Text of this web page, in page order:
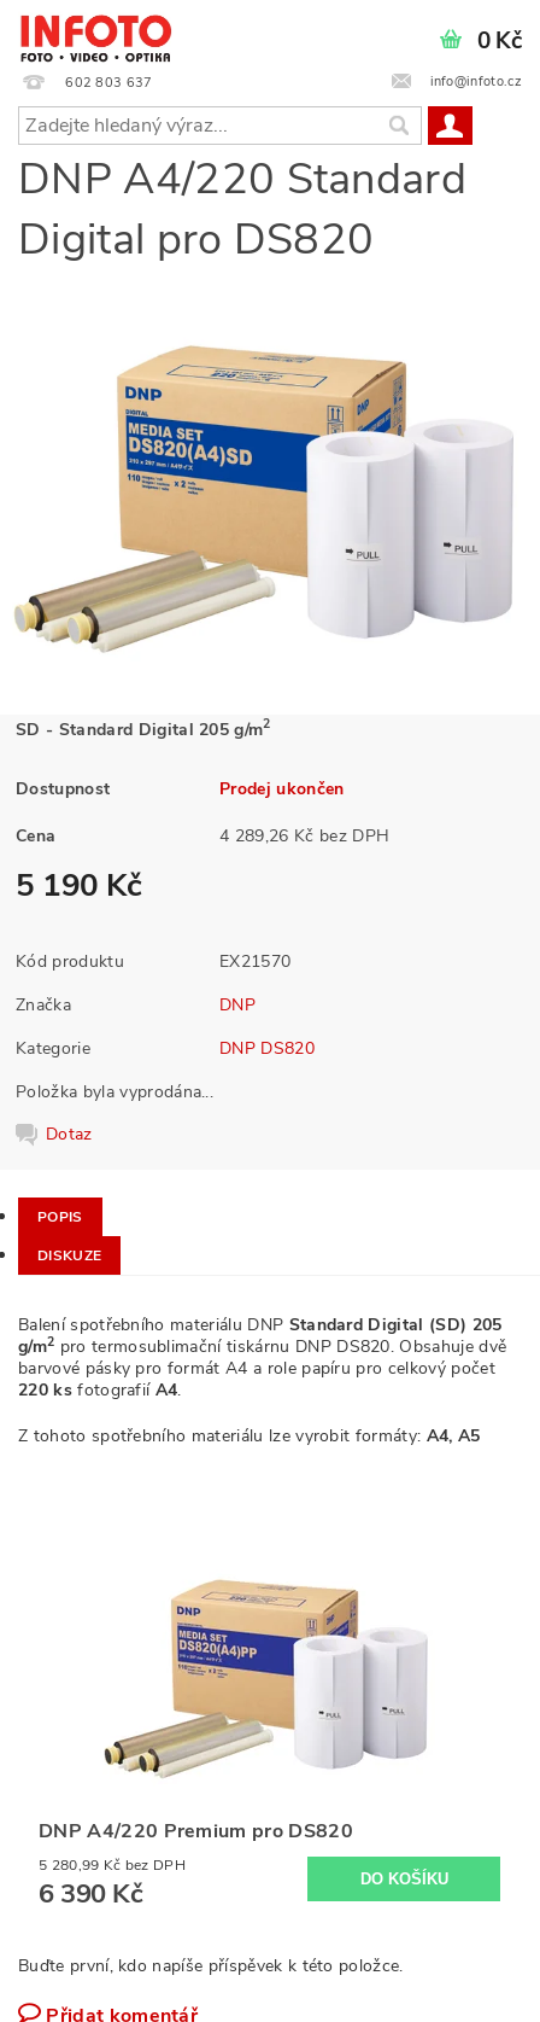
602 803 637 info@infoto.cz
0 Kč
DNP A4/220 Standard
Digital pro DS820
SD - Standard Digital 205 g/m2
Dostupnost Prodej ukončen
Cena 4 289,26 Kč bez DPH
5 190 Kč
Kód produktu
EX21570
Značka
DNP
Kategorie
DNP DS820
Položka byla vyprodána...
Dotaz
POPIS
DISKUZE
Balení spotřebního materiálu DNP Standard Digital (SD) 205
g/m2 pro termosublimační tiskárnu DNP DS820. Obsahuje dvě
barvové pásky pro formát A4 a role papíru pro celkový počet
220 ksfotografií A4.
Z tohoto spotřebního materiálu lze vyrobit formáty: A4, A5
DNP A4/220 Premium pro DS820
5 280,99 Kč bez DPH
6 390 Kč
Buďte první, kdo napíše příspěvek k této položce.
Přidat komentář